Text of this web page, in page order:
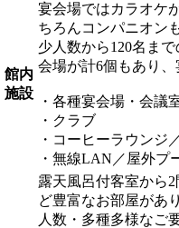
館内
施設
宴会場ではカラオケ
ちろんコンパニオン
少人数から120名ま
会場が計6個もあり、
・各種宴会場・会議
・クラブ
・コーヒーラウンジ
・無線LAN／屋外プ
露天風呂付客室から
ど豊富なお部屋があ
人数・多種多様なご